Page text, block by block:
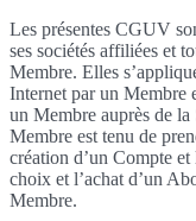
Les présentes CGUV
ses sociétés affiliées et
Membre. Elles
Internet par un Membre
un Membre auprès de
Membre est tenu de
création d’un Compte
choix et l’achat d’un
Membre.